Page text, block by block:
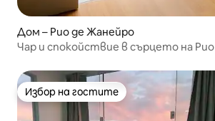
Дом – Рио де Жанейро
Чар и спокойствие в сърцето на Рио
Избор на гостите
Избор на гостите